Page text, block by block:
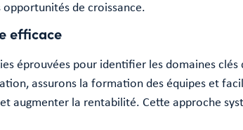
de croissance.
efficace
éprouvées pour identifier les domaines
assurons la formation des équipes et
augmenter la rentabilité. Cette approche